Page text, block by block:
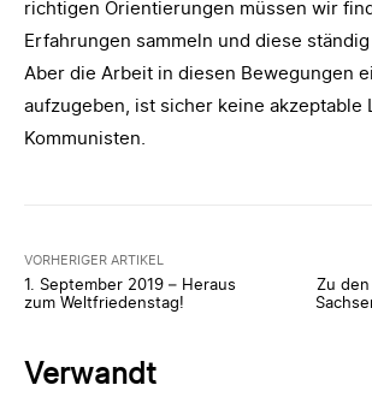
richtigen Orientierungen müssen wir
Erfahrungen sammeln und diese
Aber die Arbeit in diesen Bewegungen
aufzugeben, ist sicher keine akzeptable
Kommunisten.
VORHERIGER ARTIKEL
1. September 2019 – Heraus
zum Weltfriedenstag!
Zu
Verwandt